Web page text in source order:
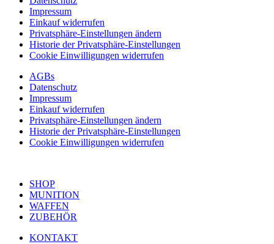
Impressum
Einkauf widerrufen
Privatsphäre-Einstellungen ändern
Historie der Privatsphäre-Einstellungen
Cookie Einwilligungen widerrufen
AGBs
Datenschutz
Impressum
Einkauf widerrufen
Privatsphäre-Einstellungen ändern
Historie der Privatsphäre-Einstellungen
Cookie Einwilligungen widerrufen
SHOP
MUNITION
WAFFEN
ZUBEHÖR
KONTAKT